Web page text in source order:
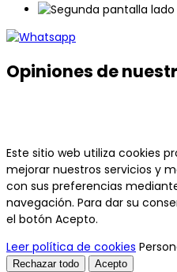
Opiniones de
Este sitio web utiliza cookies
mejorar nuestros servicios y
con sus preferencias
navegación. Para dar su
el botón Acepto.
Leer política de cookies
Rechazar todo Acepto